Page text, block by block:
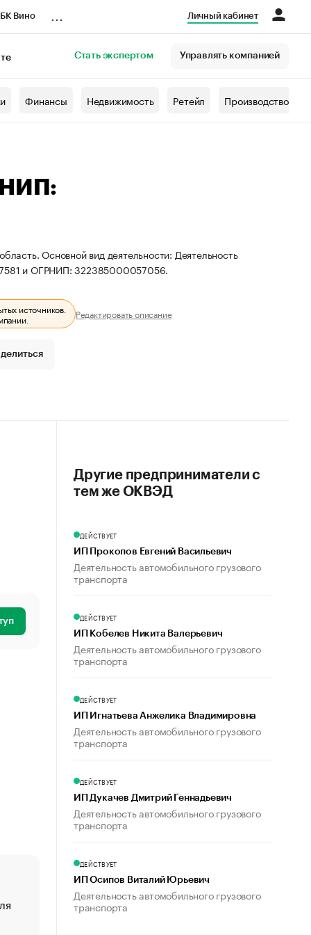
Вино Личный кабинет
Стать экспертом Управлять компанией
Финансы Недвижимость Ретейл Производство
Основной вид деятельности: Деятельность
и ОГРНИП: 322385000057056.
источников.
Редактировать описание
«От спорта тело стареет иначе». Как живет глава
создавшей GTA
Другие предприниматели с
тем же ОКВЭД
ДЕЙСТВУЕТ
ИП Прокопов Евгений Васильевич
Деятельность автомобильного грузового
транспорта
ДЕЙСТВУЕТ
ИП Кобелев Никита Валерьевич
Деятельность автомобильного грузового
транспорта
ДЕЙСТВУЕТ
ИП Игнатьева Анжелика Владимировна
Деятельность автомобильного грузового
транспорта
ДЕЙСТВУЕТ
ИП Дукачев Дмитрий Геннадьевич
Деятельность автомобильного грузового
транспорта
ДЕЙСТВУЕТ
ИП Осипов Виталий Юрьевич
Деятельность автомобильного грузового
транспорта